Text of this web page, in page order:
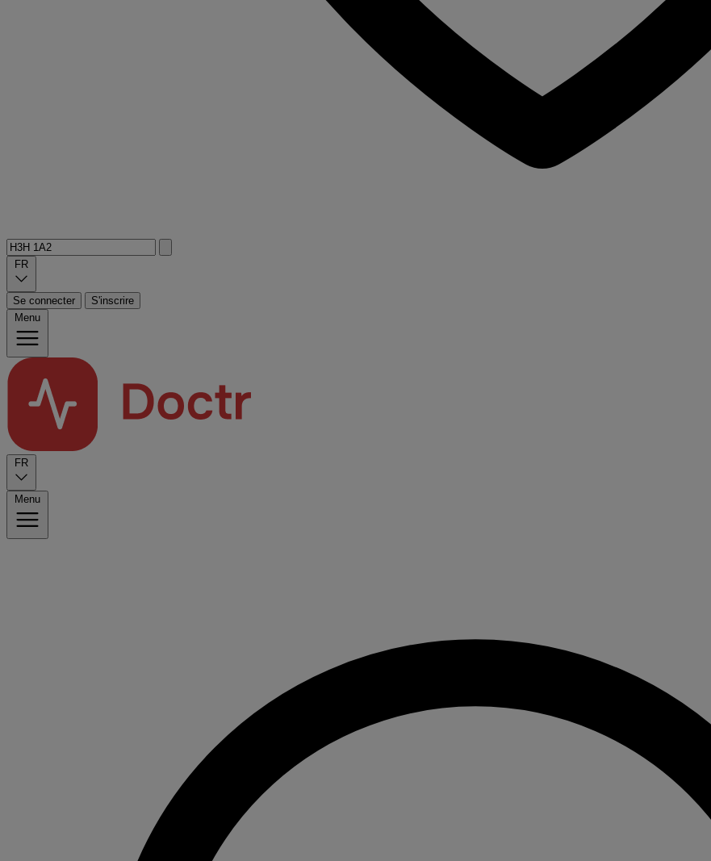
FR
Se connecter
S'inscrire
Menu
FR
Menu